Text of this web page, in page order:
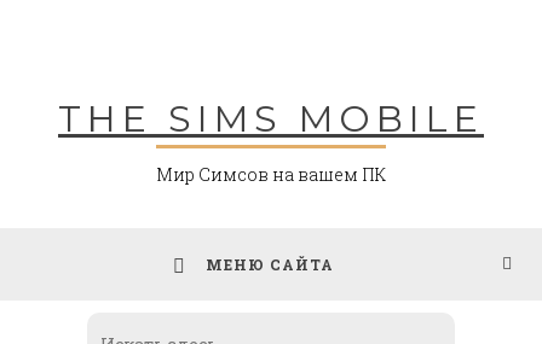
THE SIMS MOBILE
Мир Симсов на вашем ПК
МЕНЮ САЙТА